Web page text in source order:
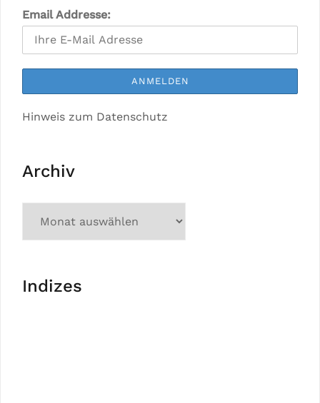
Email Addresse:
Hinweis zum Datenschutz
Archiv
Indizes